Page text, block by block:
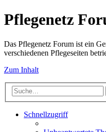
Pflegenetz
Das Pflegenetz Forum ist ein
verschiedenen Pflegeseiten
Zum Inhalt
Schnellzugriff